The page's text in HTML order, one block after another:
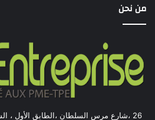
من نحن